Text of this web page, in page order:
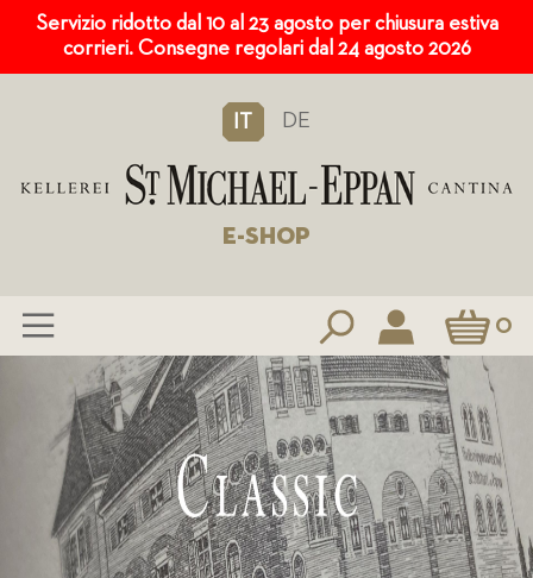
Servizio ridotto dal 10 al 23 agosto per chiusura estiva
corrieri. Consegne regolari dal 24 agosto 2026
IT DE
E-SHOP
Carrello0
contenuto